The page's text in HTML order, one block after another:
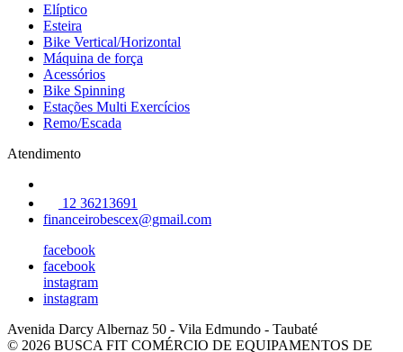
Elíptico
Esteira
Bike Vertical/Horizontal
Máquina de força
Acessórios
Bike Spinning
Estações Multi Exercícios
Remo/Escada
Atendimento
12 36213691
financeirobescex@gmail.com
facebook
facebook
instagram
instagram
Avenida Darcy Albernaz 50 - Vila Edmundo - Taubaté
© 2026 BUSCA FIT COMÉRCIO DE EQUIPAMENTOS DE